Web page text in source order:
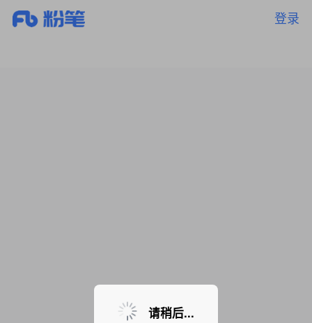
登录
暂无课程，敬请期待
请稍后...